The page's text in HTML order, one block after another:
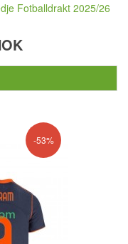
Fotballdrakt 2025/26
-53%